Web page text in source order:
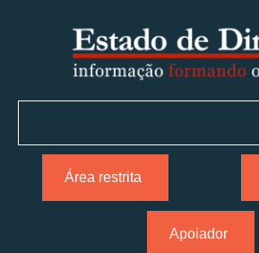
Área restrita
Apoiador